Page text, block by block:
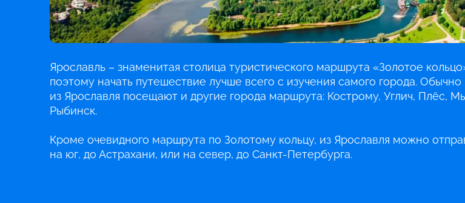
Ярославль – знаменитая столица туристического маршрута «Золотое
поэтому начать путешествие лучше всего с изучения самого города. Обычно
из Ярославля посещают и другие города маршрута: Кострому, Углич, Плёс,
Рыбинск.
Кроме очевидного маршрута по Золотому кольцу, из Ярославля можно
на юг, до Астрахани, или на север, до Санкт-Петербурга.